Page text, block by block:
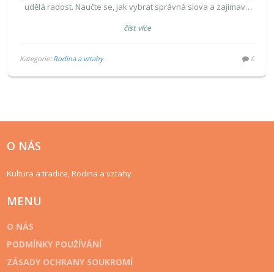
udělá radost. Naučte se, jak vybrat správná slova a zajímavá
číst více
Kategorie: Rodina a vztahy 0
O NÁS
Kultura a tradice, Rodina a vztahy
MENU
O NÁS
PODMÍNKY POUŽÍVÁNÍ
ZÁSADY OCHRANY SOUKROMÍ